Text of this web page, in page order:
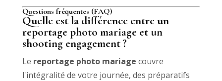
Questions fréquentes (FAQ)
Quelle est la différence entre un
reportage photo mariage et un
shooting engagement ?
Le reportage photo mariage couvre
l'intégralité de votre journée, des préparatifs